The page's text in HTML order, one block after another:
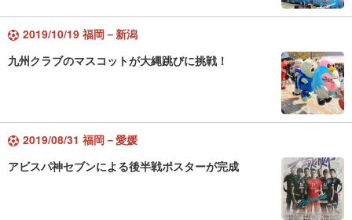
2019/10/19 福岡－新潟
九州クラブのマスコットが大縄跳びに挑戦！
2019/08/31 福岡－愛媛
アビスパ神セブンによる後半戦ポスターが完成